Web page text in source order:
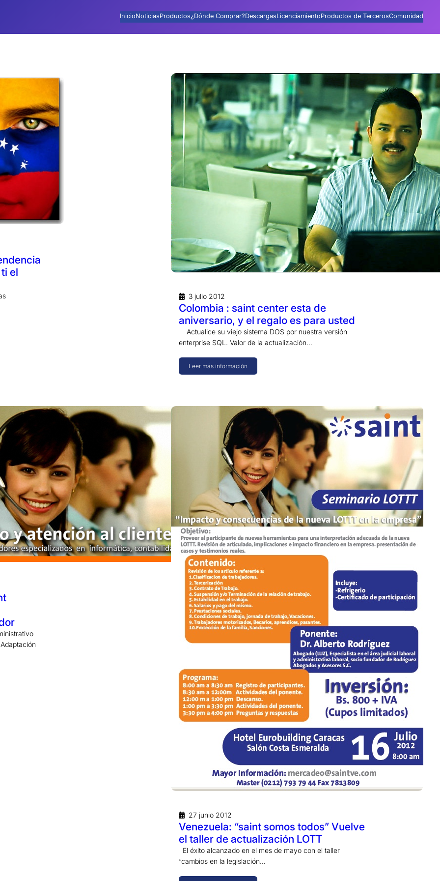
InicioNoticiasProductos¿Dónde Comprar?DescargasLicenciamientoProductos de TercerosComunidad
el
3 julio 2012
Colombia : saint center esta de
aniversario, y el regalo es para usted
Actualice su viejo sistema DOS por nuestra versión
enterprise SQL. Valor de la actualización…
Leer más información
27 junio 2012
Venezuela: “saint somos todos” Vuelve
el taller de actualización LOTT
El éxito alcanzado en el mes de mayo con el taller
“cambios en la legislación…